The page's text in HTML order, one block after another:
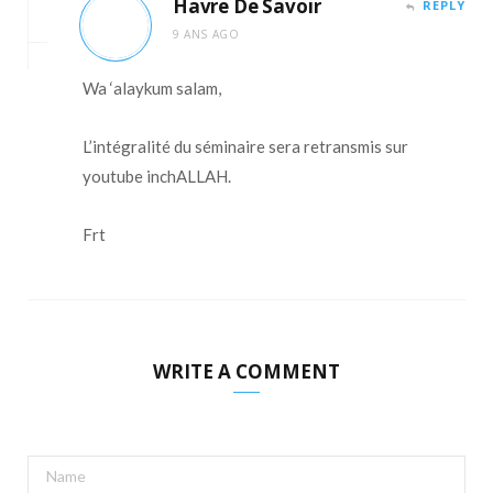
Havre De Savoir
9 ANS AGO
REPLY
Wa ‘alaykum salam,
L’intégralité du séminaire sera retransmis sur
youtube inchALLAH.
Frt
WRITE A COMMENT